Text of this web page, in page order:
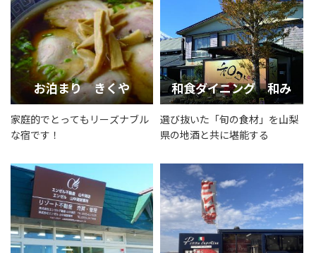
お泊まり きくや
家庭的でとってもリーズナブル
な宿です！
和食ダイニング 和み
選び抜いた「旬の食材」を山梨
県の地酒と共に堪能する